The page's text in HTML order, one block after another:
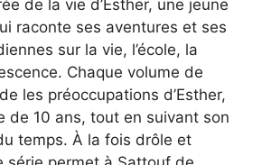
de la vie d’Esther, une jeune
raconte ses aventures et ses
sur la vie, l’école, la
Chaque volume de
les préoccupations d’Esther,
de 10 ans, tout en suivant son
temps. À la fois drôle et